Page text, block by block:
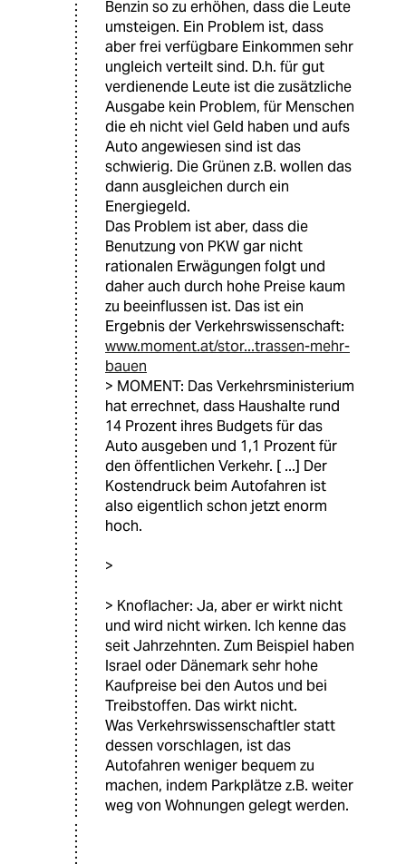
Benzin so zu erhöhen, dass die Leute
umsteigen. Ein Problem ist, dass
aber frei verfügbare Einkommen sehr
ungleich verteilt sind. D.h. für gut
verdienende Leute ist die zusätzliche
Ausgabe kein Problem, für Menschen
die eh nicht viel Geld haben und aufs
Auto angewiesen sind ist das
schwierig. Die Grünen z.B. wollen das
dann ausgleichen durch ein
Energiegeld.
Das Problem ist aber, dass die
Benutzung von PKW gar nicht
rationalen Erwägungen folgt und
daher auch durch hohe Preise kaum
zu beeinflussen ist. Das ist ein
Ergebnis der Verkehrswissenschaft:
www.moment.at/stor...trassen-mehr-
bauen
> MOMENT: Das Verkehrsministerium
hat errechnet, dass Haushalte rund
14 Prozent ihres Budgets für das
Auto ausgeben und 1,1 Prozent für
den öffentlichen Verkehr. [ ...] Der
Kostendruck beim Autofahren ist
also eigentlich schon jetzt enorm
hoch.
>
> Knoflacher: Ja, aber er wirkt nicht
und wird nicht wirken. Ich kenne das
seit Jahrzehnten. Zum Beispiel haben
Israel oder Dänemark sehr hohe
Kaufpreise bei den Autos und bei
Treibstoffen. Das wirkt nicht.
Was Verkehrswissenschaftler statt
dessen vorschlagen, ist das
Autofahren weniger bequem zu
machen, indem Parkplätze z.B. weiter
weg von Wohnungen gelegt werden.